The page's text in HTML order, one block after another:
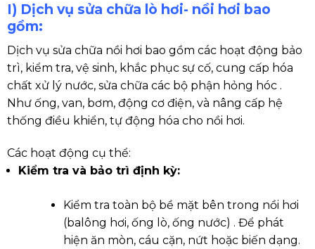
I) Dịch vụ sửa chữa lò hơi- nồi hơi bao
gồm:
Dịch vụ sửa chữa nồi hơi bao gồm các hoạt động bảo
trì, kiểm tra, vệ sinh, khắc phục sự cố, cung cấp hóa
chất xử lý nước, sửa chữa các bộ phận hỏng hóc .
Như ống, van, bơm, động cơ điện, và nâng cấp hệ
thống điều khiển, tự động hóa cho nồi hơi.
Các hoạt động cụ thể:
Kiểm tra và bảo trì định kỳ:
Kiểm tra toàn bộ bề mặt bên trong nồi hơi
(balông hơi, ống lò, ống nước) . Để phát
hiện ăn mòn, cáu cặn, nứt hoặc biến dạng.